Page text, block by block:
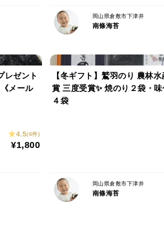
スト投函となりますので、不在時でもお
達業者の休業時は荷物のお届けが遅くな
岡山県倉敷市下津井
南條海苔
レゼント
メール
4.5(6件)
¥1,800
【冬ギフト】鷲羽のり 農林水
賞 三度受賞✨ 焼のり２袋・味
４袋
岡山県倉敷市下津井
南條海苔